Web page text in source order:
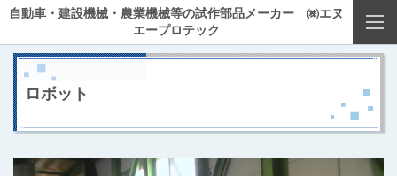
自動車・建設機械・農業機械等の試作部品メーカー ㈱エヌ
エープロテック
ロボット